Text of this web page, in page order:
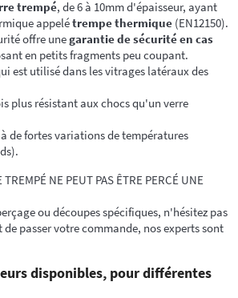
trempé, de 6 à 10mm d'épaisseur, ayant
appelétrempe thermique (EN12150).
offre unegarantie de sécurité en cas
en petits fragments peu coupant.
est utilisé dans les vitrages latéraux des
plus résistant aux chocs qu'un verre
de fortes variations de températures
NE PEUT PAS ÊTRE PERCÉ UNE
ou découpes spécifiques, n'hésitez pas
passer votre commande, nos experts sont
disponibles, pour différentes